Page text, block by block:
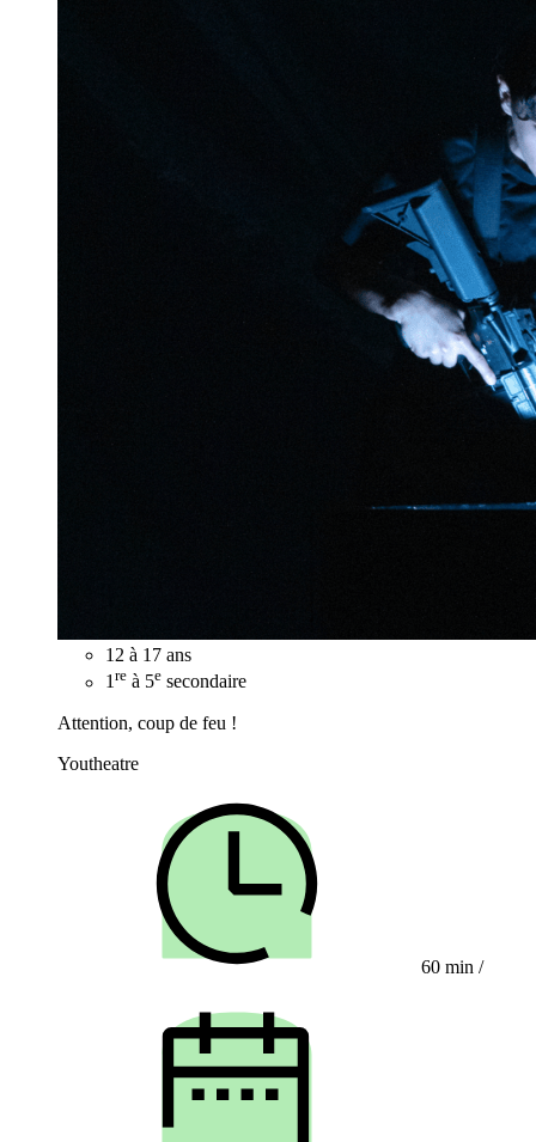
12 à 17 ans
1re à 5e secondaire
Attention, coup de feu !
Youtheatre
60 min /